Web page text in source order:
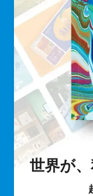
世界が